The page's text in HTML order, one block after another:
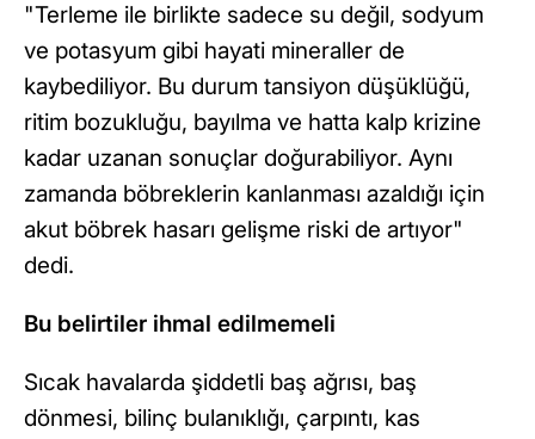
"Terleme ile birlikte sadece su değil, sodyum
ve potasyum gibi hayati mineraller de
kaybediliyor. Bu durum tansiyon düşüklüğü,
ritim bozukluğu, bayılma ve hatta kalp krizine
kadar uzanan sonuçlar doğurabiliyor. Aynı
zamanda böbreklerin kanlanması azaldığı için
akut böbrek hasarı gelişme riski de artıyor"
dedi.
Bu belirtiler ihmal edilmemeli
Sıcak havalarda şiddetli baş ağrısı, baş
dönmesi, bilinç bulanıklığı, çarpıntı, kas